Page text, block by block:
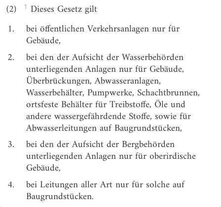
ZWEITER TEIL
Bebauung der Grundstücke
§ 5
Abstandsflächen
Abstandsflächen in Sonderfällen
Übernahme von Abständen und Abstandsflächen
auf Nachbargrundstücke
Teilung von Grundstücken
Nichtüberbaute Flächen der bebauten Grundstücke,
Kinderspielplätze
Höhenlage des Grundstücks
DRITTER TEIL
Allgemeine Anforderungen an die Bauausführung
(2)
1 Dieses Gesetz gilt
1.
bei öffentlichen Verkehrsanlagen nur für
Gebäude,
2.
bei den der Aufsicht der Wasserbehörden
unterliegenden Anlagen nur für Gebäude,
Überbrückungen, Abwasseranlagen,
Wasserbehälter, Pumpwerke, Schachtbrunnen,
ortsfeste Behälter für Treibstoffe, Öle und
andere wassergefährdende Stoffe, sowie für
Abwasserleitungen auf Baugrundstücken,
3.
bei den der Aufsicht der Bergbehörden
unterliegenden Anlagen nur für oberirdische
Gebäude,
4.
bei Leitungen aller Art nur für solche auf
Baugrundstücken.